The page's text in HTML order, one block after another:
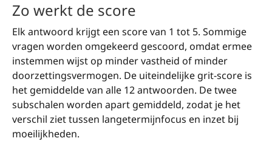
Zo werkt de score
Elk antwoord krijgt een score van 1 tot 5. Sommige
vragen worden omgekeerd gescoord, omdat ermee
instemmen wijst op minder vastheid of minder
doorzettingsvermogen. De uiteindelijke grit-score is
het gemiddelde van alle 12 antwoorden. De twee
subschalen worden apart gemiddeld, zodat je het
verschil ziet tussen langetermijnfocus en inzet bij
moeilijkheden.